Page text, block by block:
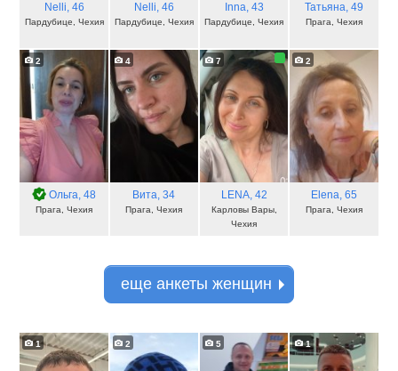
Nelli, 46
Пардубице, Чехия
Nelli, 46
Пардубице, Чехия
Inna, 43
Пардубице, Чехия
Татьяна, 49
Прага, Чехия
2
Ольга, 48
Прага, Чехия
4
Вита, 34
Прага, Чехия
7
LENA, 42
Карловы Вары,
Чехия
2
Elena, 65
Прага, Чехия
еще анкеты женщин
1 2 5 1